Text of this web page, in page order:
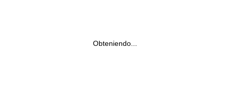
Obteniendo...